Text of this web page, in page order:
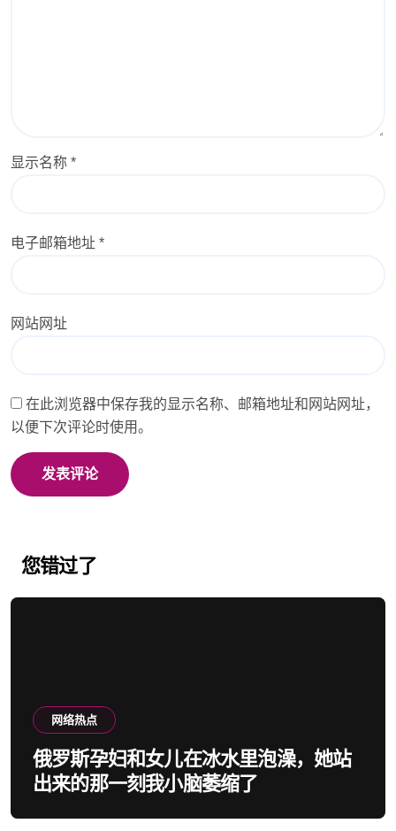
显示名称 *
电子邮箱地址 *
网站网址
在此浏览器中保存我的显示名称、邮箱地址和网站网址，
以便下次评论时使用。
您错过了
网络热点
俄罗斯孕妇和女儿在冰水里泡澡，她站
出来的那一刻我小脑萎缩了